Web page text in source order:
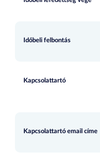
Időbeli felbontás
Kapcsolattartó
Kapcsolattartó email címe